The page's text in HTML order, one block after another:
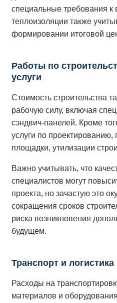
специальные требования к
теплоизоляции также
формировании итоговой
Работы по
услуги
Стоимость строительства
рабочую силу, включая
сэндвич-панелей. Кроме
услуги по проектированию,
площадки, утилизации
Важно учитывать, что
специалистов могут
проекта, но зачастую это
сокращения сроков
риска возникновения
будущем.
Транспорт и логистика
Расходы на
материалов и